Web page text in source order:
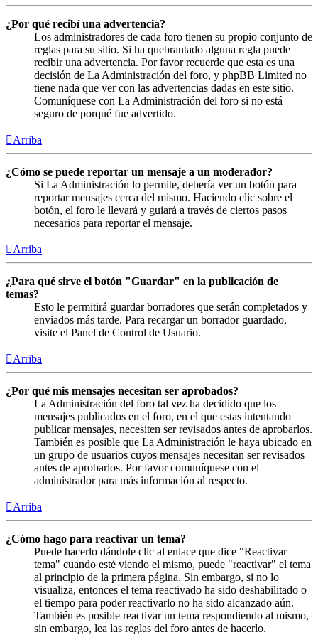
¿Por qué recibí una advertencia?
Los administradores de cada foro tienen su propio conjunto de
reglas para su sitio. Si ha quebrantado alguna regla puede
recibir una advertencia. Por favor recuerde que esta es una
decisión de La Administración del foro, y phpBB Limited no
tiene nada que ver con las advertencias dadas en este sitio.
Comuníquese con La Administración del foro si no está
seguro de porqué fue advertido.
Arriba
¿Cómo se puede reportar un mensaje a un moderador?
Si La Administración lo permite, debería ver un botón para
reportar mensajes cerca del mismo. Haciendo clic sobre el
botón, el foro le llevará y guiará a través de ciertos pasos
necesarios para reportar el mensaje.
Arriba
¿Para qué sirve el botón "Guardar" en la publicación de
temas?
Esto le permitirá guardar borradores que serán completados y
enviados más tarde. Para recargar un borrador guardado,
visite el Panel de Control de Usuario.
Arriba
¿Por qué mis mensajes necesitan ser aprobados?
La Administración del foro tal vez ha decidido que los
mensajes publicados en el foro, en el que estas intentando
publicar mensajes, necesiten ser revisados antes de aprobarlos.
También es posible que La Administración le haya ubicado en
un grupo de usuarios cuyos mensajes necesitan ser revisados
antes de aprobarlos. Por favor comuníquese con el
administrador para más información al respecto.
Arriba
¿Cómo hago para reactivar un tema?
Puede hacerlo dándole clic al enlace que dice "Reactivar
tema" cuando esté viendo el mismo, puede "reactivar" el tema
al principio de la primera página. Sin embargo, si no lo
visualiza, entonces el tema reactivado ha sido deshabilitado o
el tiempo para poder reactivarlo no ha sido alcanzado aún.
También es posible reactivar un tema respondiendo al mismo,
sin embargo, lea las reglas del foro antes de hacerlo.